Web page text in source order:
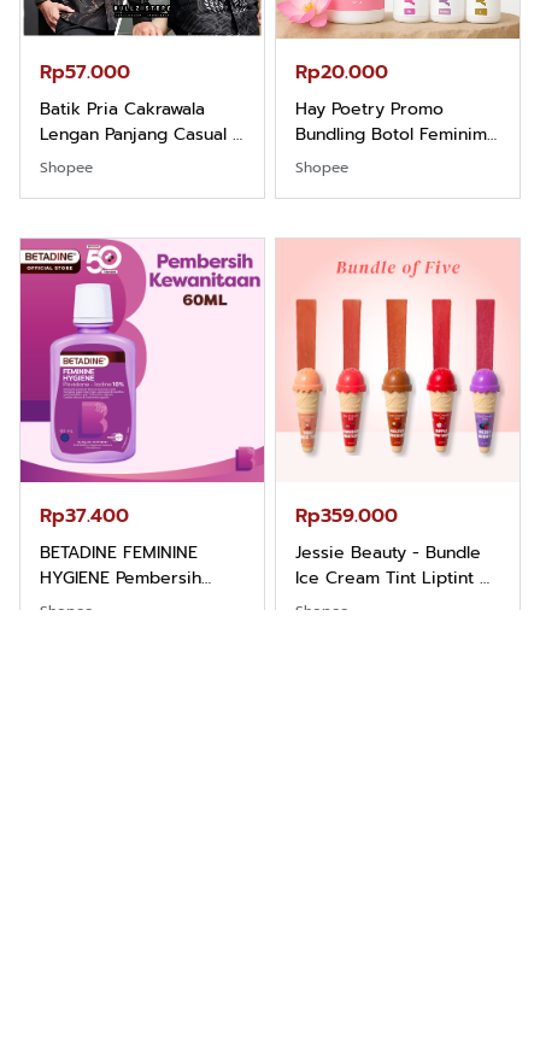
Rp57.000
Batik Pria Cakrawala
Lengan Panjang Casual -
Kemeja Batik Pria
Dewasa Lengan Panjang
Nyaman Kemeja Kerja
Santai Slimfit Formal
Shopee
Rp20.000
Hay Poetry Promo
Bundling Botol Feminim
Care Perawatan
Keputihan Kewanitaan
Balance dan Aroma
Bubbelgum Vanilla &
Shopee
Rp37.400
BETADINE FEMININE
HYGIENE Pembersih
Kewanitaan 60ml
Shopee
Rp359.000
Jessie Beauty - Bundle
Ice Cream Tint Liptint All
Variant
Shopee